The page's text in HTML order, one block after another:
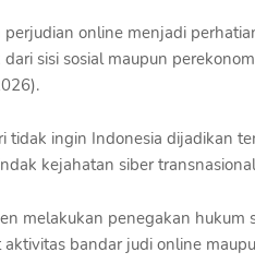
perjudian online menjadi
sisi sosial maupun
tidak ingin Indonesia dijadikan
kejahatan siber
melakukan penegakan hukum
bandar judi online